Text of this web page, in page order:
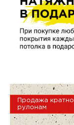
Продажа кратно
рулонам